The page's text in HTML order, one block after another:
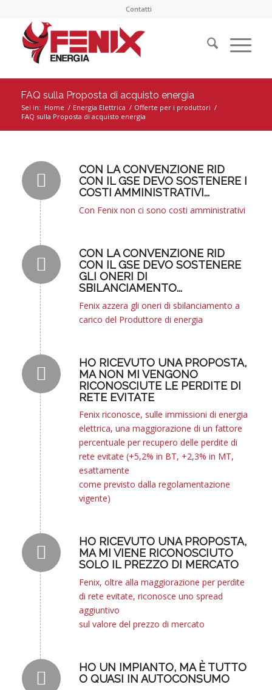
Contatti
FAQ sulla Proposta di acquisto energia
Sei in: Home / Energia Elettrica / Offerte per i produttori /
FAQ sulla Proposta di acquisto energia
CON LA CONVENZIONE RID
CON IL GSE DEVO SOSTENERE I
COSTI AMMINISTRATIVI...
Con Fenix non ci sono costi amministrativi
CON LA CONVENZIONE RID
CON IL GSE DEVO SOSTENERE
GLI ONERI DI
SBILANCIAMENTO...
Fenix azzera gli oneri di sbilanciamento a
carico del Produttore di energia
HO RICEVUTO UNA PROPOSTA,
MA NON MI VENGONO
RICONOSCIUTE LE PERDITE DI
RETE EVITATE
Fenix riconosce, sulle immissioni di energia
elettrica, una maggiorazione di un fattore
percentuale per recupero delle perdite di
rete evitate (+5,2% in BT, +2,3% in MT,
esattamente
come previsto dalla regolamentazione
vigente)
HO RICEVUTO UNA PROPOSTA,
MA MI VIENE RICONOSCIUTO
SOLO IL PREZZO DI MERCATO
Fenix, oltre alla maggiorazione per perdite
di rete evitate, riconosce uno spread
aggiuntivo
sul valore del prezzo di mercato
HO UN IMPIANTO, MA È TUTTO
O QUASI IN AUTOCONSUMO